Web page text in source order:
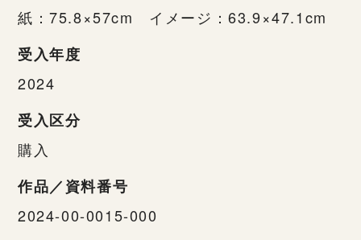
紙：75.8×57cm イメージ：63.9×47.1cm
受入年度
2024
受入区分
購入
作品／資料番号
2024-00-0015-000